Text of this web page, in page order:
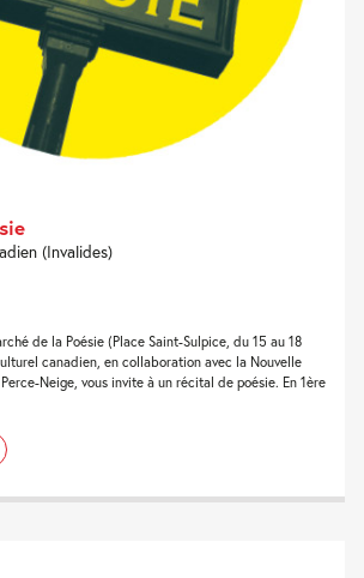
(Invalides)
de la Poésie (Place Saint-Sulpice, du 15 au 18
canadien, en collaboration avec la Nouvelle
Neige, vous invite à un récital de poésie. En 1ère